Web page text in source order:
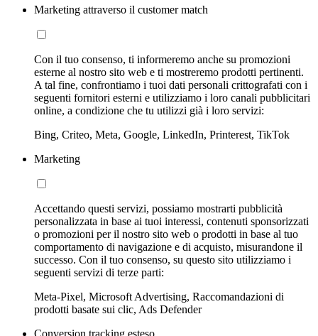
Marketing attraverso il customer match
Con il tuo consenso, ti informeremo anche su promozioni
esterne al nostro sito web e ti mostreremo prodotti pertinenti.
A tal fine, confrontiamo i tuoi dati personali crittografati con i
seguenti fornitori esterni e utilizziamo i loro canali pubblicitari
online, a condizione che tu utilizzi già i loro servizi:
Bing, Criteo, Meta, Google, LinkedIn, Printerest, TikTok
Marketing
Accettando questi servizi, possiamo mostrarti pubblicità
personalizzata in base ai tuoi interessi, contenuti sponsorizzati
o promozioni per il nostro sito web o prodotti in base al tuo
comportamento di navigazione e di acquisto, misurandone il
successo. Con il tuo consenso, su questo sito utilizziamo i
seguenti servizi di terze parti:
Meta-Pixel, Microsoft Advertising, Raccomandazioni di
prodotti basate sui clic, Ads Defender